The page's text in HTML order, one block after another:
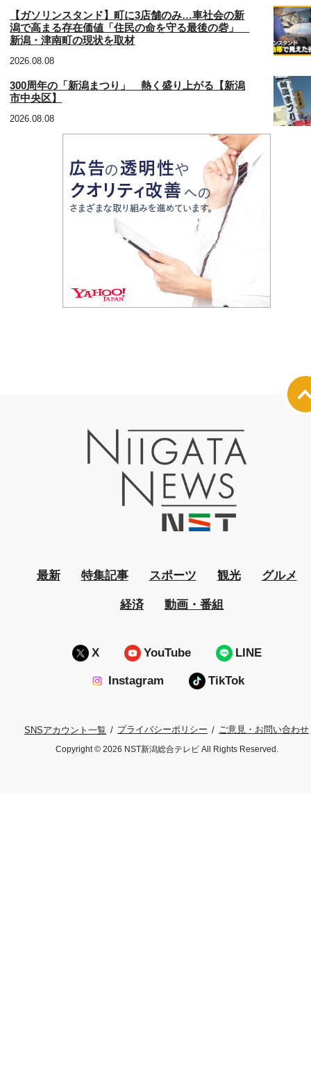
【ガソリンスタンド】町に3店舗のみ…車社会の新
潟で高まる存在価値「住民の命を守る最後の砦」
新潟・津南町の現状を取材
2026.08.08
300周年の「新潟まつり」 熱く盛り上がる【新潟
市中央区】
2026.08.08
最新 特集記事 スポーツ 観光 グルメ
経済 動画・番組
X YouTube LINE
Instagram TikTok
SNSアカウント一覧 プライバシーポリシー ご意見・お問い合わせ
Copyright © 2026 NST新潟総合テレビ All Rights Reserved.